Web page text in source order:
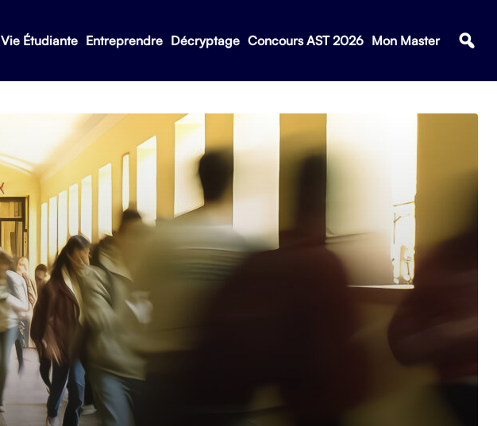
Vie Étudiante Entreprendre Décryptage Concours AST 2026 Mon Master